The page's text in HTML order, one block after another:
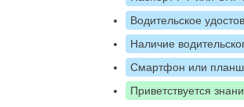
Водительское
Наличие
Смартфон или
Приветствуется